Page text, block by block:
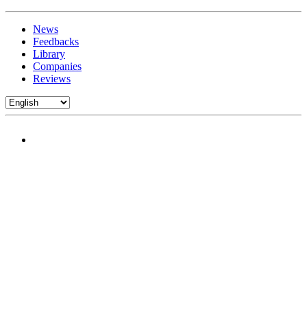
News
Feedbacks
Library
Companies
Reviews